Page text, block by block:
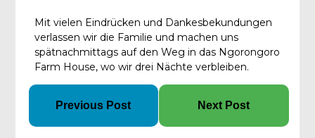
Mit vielen Eindrücken und Dankesbekundungen
verlassen wir die Familie und machen uns
spätnachmittags auf den Weg in das Ngorongoro
Farm House, wo wir drei Nächte verbleiben.
Previous Post Next Post